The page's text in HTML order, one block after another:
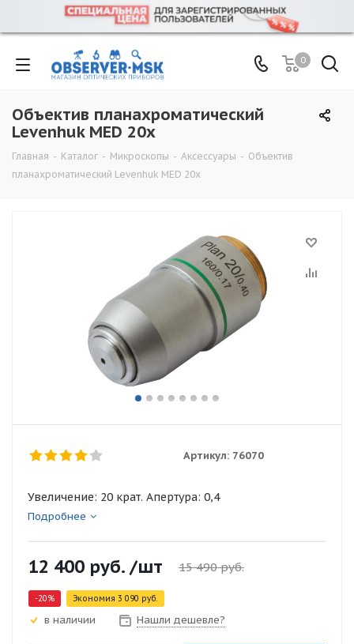
0
Объектив планахроматический
Levenhuk MED 20x
Главная - Каталог - Микроскопы - Аксессуары - Объектив
планахроматический Levenhuk MED 20x
Артикул: 76070
Увеличение: 20 крат. Апертура: 0,4
Подробнее
12 400 руб. /шт 15 490руб.
-20% Экономия 3 090 руб.
в наличии Нашли дешевле?